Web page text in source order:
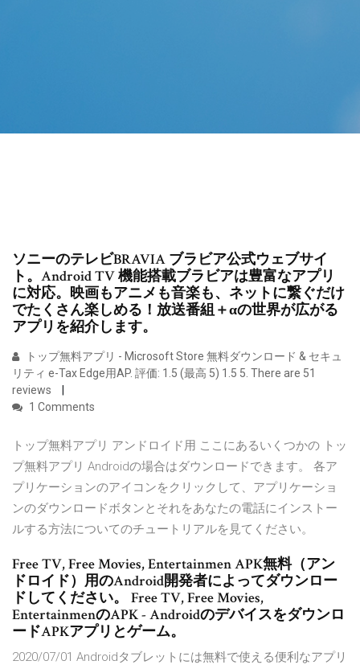
ソニーのテレビBRAVIA ブラビア公式ウェブサイ
ト。Android TV 機能搭載ブラビアは豊富なアプリ
に対応。映画もアニメも音楽も、ネットに繋ぐだけ
でたくさん楽しめる！放送番組＋αの世界が広がる
アプリを紹介します。
トップ無料アプリ - Microsoft Store 無料ダウンロード & セキュ
リティ e-Tax Edge用AP. 評価: 1.5 (最高 5) 1.5 5. There are 51
reviews
1 Comments
トップ無料アプリ アンドロイド用 ここにあるいくつかの トッ
プ無料アプリ Androidの場合はダウンロードできます。 各ア
プリケーションのアイコンをクリックして、アプリケーショ
ンのダウンロードボタンとそれをあなたの電話にインストー
ルする方法についてのチュートリアルを見てください。
Free TV, Free Movies, Entertainmen APK無料（アン
ドロイド）用のAndroid開発者によってダウンロー
ドしてください。 Free TV, Free Movies,
EntertainmenのAPK - Androidのデバイスをダウンロ
ードAPKアプリとゲーム。
2020/07/01 Androidタブレットには無料で使える便利なアプリ